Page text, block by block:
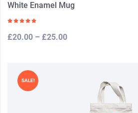
White Enamel Mug
£20.00 – £25.00
SALE!